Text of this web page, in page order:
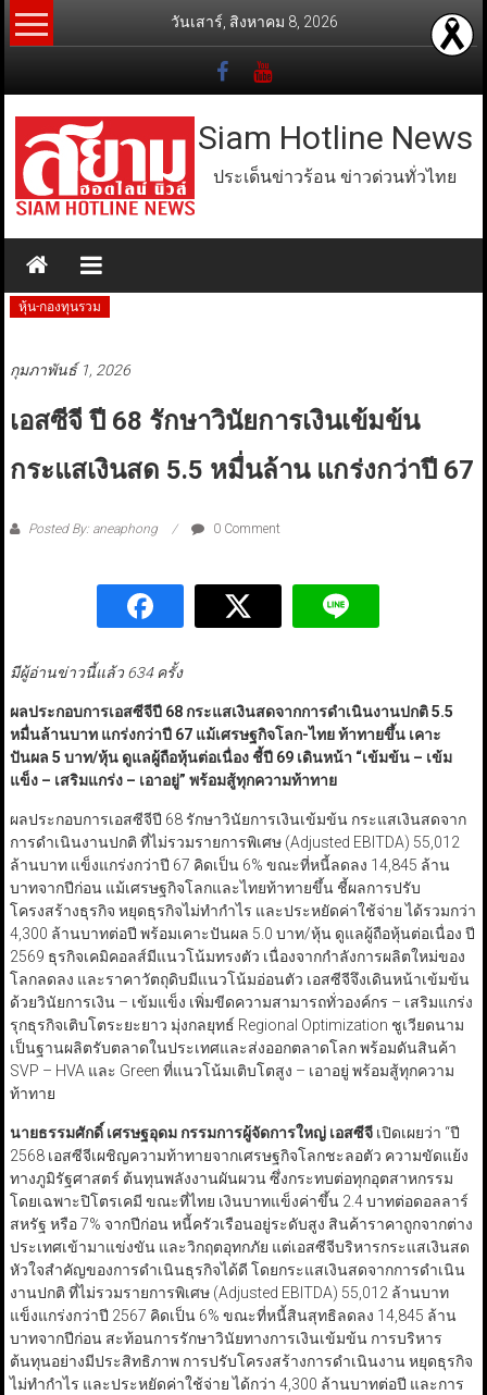
Skip
to
วันเสาร์, สิงหาคม 8, 2026
Siam Hotline News
ประเด็นข่าวร้อน ข่าวด่วนทั่วไทย
หุ้น-กองทุนรวม
กุมภาพันธ์ 1, 2026
เอสซีจี ปี 68 รักษาวินัยการเงินเข้มข้น
กระแสเงินสด 5.5 หมื่นล้าน แกร่งกว่าปี 67
Posted By: aneaphong 0 Comment
มีผู้อ่านข่าวนี้แล้ว 634 ครั้ง
ผลประกอบการเอสซีจีปี 68 กระแสเงินสดจากการดำเนินงานปกติ 5.5
หมื่นล้านบาท แกร่งกว่าปี 67 แม้เศรษฐกิจโลก-ไทย ท้าทายขึ้น เคาะ
ปันผล 5 บาท/หุ้น ดูแลผู้ถือหุ้นต่อเนื่อง ชี้ปี 69 เดินหน้า “เข้มข้น – เข้ม
แข็ง – เสริมแกร่ง – เอาอยู่” พร้อมสู้ทุกความท้าทาย
ผลประกอบการเอสซีจีปี 68 รักษาวินัยการเงินเข้มข้น กระแสเงินสดจาก
การดำเนินงานปกติ ที่ไม่รวมรายการพิเศษ (Adjusted EBITDA) 55,012
ล้านบาท แข็งแกร่งกว่าปี 67 คิดเป็น 6% ขณะที่หนี้ลดลง 14,845 ล้าน
บาทจากปีก่อน แม้เศรษฐกิจโลกและไทยท้าทายขึ้น ชี้ผลการปรับ
โครงสร้างธุรกิจ หยุดธุรกิจไม่ทำกำไร และประหยัดค่าใช้จ่าย ได้รวมกว่า
4,300 ล้านบาทต่อปี พร้อมเคาะปันผล 5.0 บาท/หุ้น ดูแลผู้ถือหุ้นต่อเนื่อง ปี
2569 ธุรกิจเคมิคอลส์มีแนวโน้มทรงตัว เนื่องจากกำลังการผลิตใหม่ของ
โลกลดลง และราคาวัตถุดิบมีแนวโน้มอ่อนตัว เอสซีจีจึงเดินหน้าเข้มข้น
ด้วยวินัยการเงิน – เข้มแข็ง เพิ่มขีดความสามารถทั่วองค์กร – เสริมแกร่ง
รุกธุรกิจเติบโตระยะยาว มุ่งกลยุทธ์ Regional Optimization ชูเวียดนาม
เป็นฐานผลิตรับตลาดในประเทศและส่งออกตลาดโลก พร้อมดันสินค้า
SVP – HVA และ Green ที่แนวโน้มเติบโตสูง – เอาอยู่ พร้อมสู้ทุกความ
ท้าทาย
นายธรรมศักดิ์ เศรษฐอุดม กรรมการผู้จัดการใหญ่ เอสซีจีเปิดเผยว่า “ปี
2568 เอสซีจีเผชิญความท้าทายจากเศรษฐกิจโลกชะลอตัว ความขัดแย้ง
ทางภูมิรัฐศาสตร์ ต้นทุนพลังงานผันผวน ซึ่งกระทบต่อทุกอุตสาหกรรม
โดยเฉพาะปิโตรเคมี ขณะที่ไทย เงินบาทแข็งค่าขึ้น 2.4 บาทต่อดอลลาร์
สหรัฐ หรือ 7% จากปีก่อน หนี้ครัวเรือนอยู่ระดับสูง สินค้าราคาถูกจากต่าง
ประเทศเข้ามาแข่งขัน และวิกฤตอุทกภัย แต่เอสซีจีบริหารกระแสเงินสด
หัวใจสำคัญของการดำเนินธุรกิจได้ดี โดยกระแสเงินสดจากการดำเนิน
งานปกติ ที่ไม่รวมรายการพิเศษ (Adjusted EBITDA) 55,012 ล้านบาท
แข็งแกร่งกว่าปี 2567 คิดเป็น 6% ขณะที่หนี้สินสุทธิลดลง 14,845 ล้าน
บาทจากปีก่อน สะท้อนการรักษาวินัยทางการเงินเข้มข้น การบริหาร
ต้นทุนอย่างมีประสิทธิภาพ การปรับโครงสร้างการดำเนินงาน หยุดธุรกิจ
ไม่ทำกำไร และประหยัดค่าใช้จ่าย ได้กว่า 4,300 ล้านบาทต่อปี และการ